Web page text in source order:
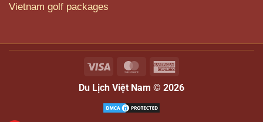
Vietnam golf packages
Visa MasterCard
Du Lịch Việt Nam © 2026